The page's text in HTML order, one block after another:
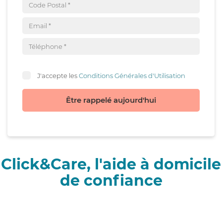
J'accepte lesConditions Générales d'Utilisation
Être rappelé aujourd'hui
Click&Care, l'aide à domicile
de confiance